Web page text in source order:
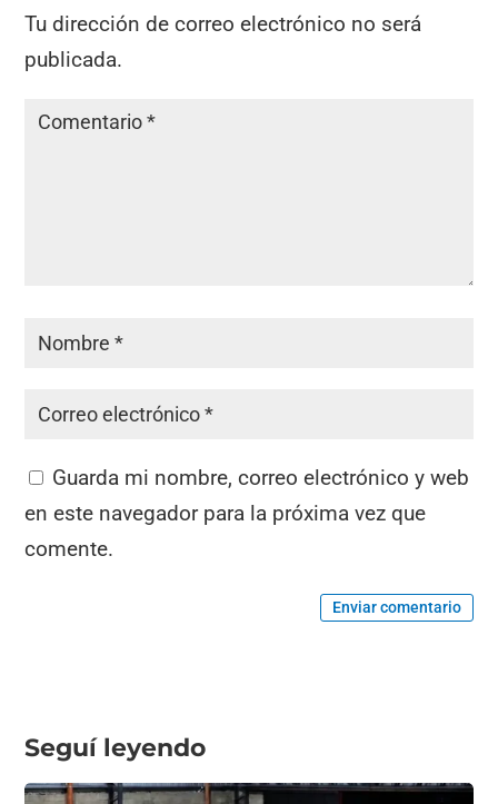
Tu dirección de correo electrónico no será
publicada.
Guarda mi nombre, correo electrónico y web
en este navegador para la próxima vez que
comente.
Enviar comentario
Seguí leyendo